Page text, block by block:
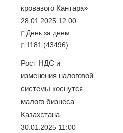
кровавого Кантара»
28.01.2025 12:00
День за днем
1181 (43496)
Рост НДС и
изменения налоговой
системы коснутся
малого бизнеса
Казахстана
30.01.2025 11:00